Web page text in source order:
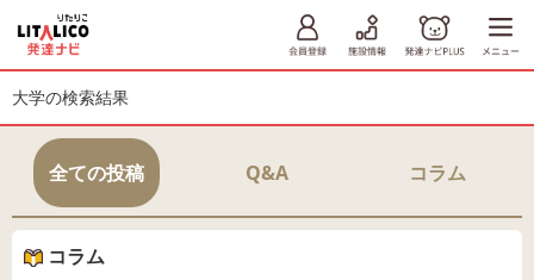
大学の検索結果
全ての投稿 Q&A コラム
コラム